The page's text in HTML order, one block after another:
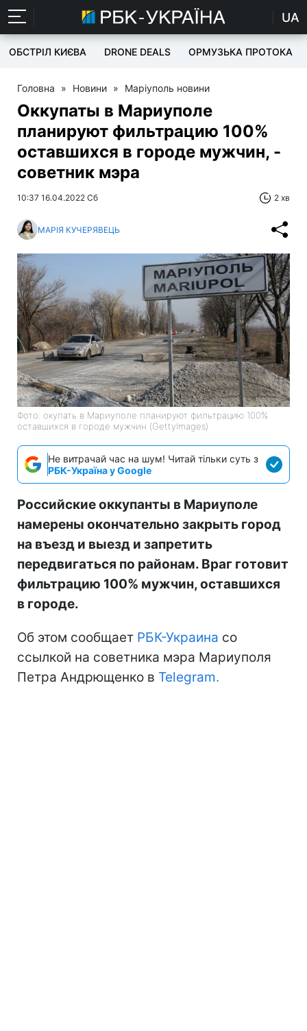
UA
ОБСТРІЛ КИЄВА DRONE DEALS ОРМУЗЬКА ПРОТОКА
Головна » Новини » Маріуполь новини
Оккупаты в Мариуполе
планируют фильтрацию 100%
оставшихся в городе мужчин, -
советник мэра
10:37 16.04.2022 Сб 2 хв
МАРІЯ КУЧЕРЯВЕЦЬ
Фото: окупать в Мариуполе планируют фильтрацию 100%
оставшихся в городе мужчин (GettyImages)
Не витрачай час на шум! Читай тільки суть з
РБК-Україна у Google
Российские оккупанты в Мариуполе
намерены окончательно закрыть город
на въезд и выезд и запретить
передвигаться по районам. Враг готовит
фильтрацию 100% мужчин, оставшихся
в городе.
Об этом сообщает РБК-Украина со
ссылкой на советника мэра Мариуполя
Петра Андрющенко в Telegram.